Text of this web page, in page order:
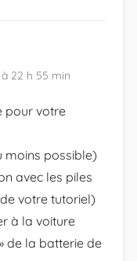
22 h 55 min
pour votre
moins possible)
avec les piles
votre tutoriel)
à la voiture
de la batterie de